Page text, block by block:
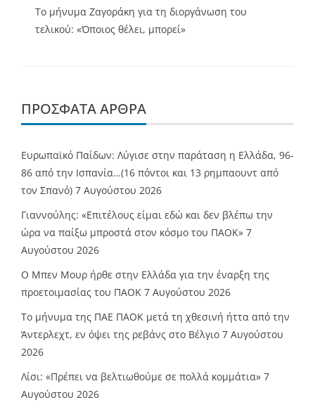
Το μήνυμα Ζαγοράκη για τη διοργάνωση του
τελικού: «Όποιος θέλει, μπορεί»
ΠΡΌΣΦΑΤΑ ΆΡΘΡΑ
Ευρωπαϊκό Παίδων: Λύγισε στην παράταση η Ελλάδα, 96-
86 από την Ισπανία…(16 πόντοι και 13 ρημπαουντ από
τον Σπανό) 7 Αυγούστου 2026
Γιαννούλης: «Επιτέλους είμαι εδώ και δεν βλέπω την
ώρα να παίξω μπροστά στον κόσμο του ΠΑΟΚ» 7
Αυγούστου 2026
O Mπεν Μουρ ήρθε στην Ελλάδα για την έναρξη της
προετοιμασίας του ΠΑΟΚ 7 Αυγούστου 2026
Το μήνυμα της ΠΑΕ ΠΑΟΚ μετά τη χθεσινή ήττα από την
Άντερλεχτ, εν όψει της ρεβάνς στο Βέλγιο 7 Αυγούστου
2026
Λίσι: «Πρέπει να βελτιωθούμε σε πολλά κομμάτια» 7
Αυγούστου 2026